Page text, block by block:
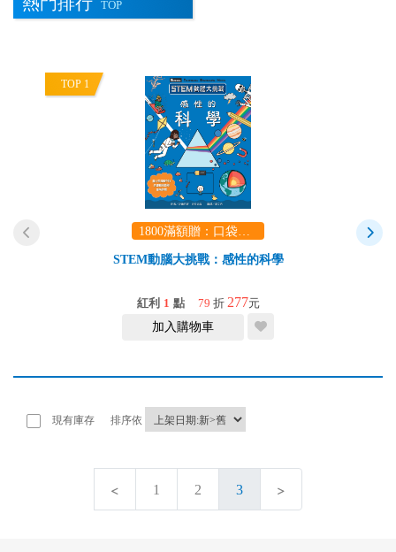
TOP
TOP 1
1800滿額贈：口袋玩具一份（隨機出貨） (summer read)
STEM動腦大挑戰：感性的科學
紅利 1 點 79 折 277元
加入購物車
現有庫存 排序依
1 2 3